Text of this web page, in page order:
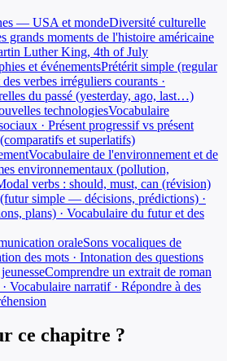
— USA et mondeDiversité culturelle
grands moments de l'histoire américaine
Luther King, 4th of July
et événementsPrétérit simple (regular
verbes irréguliers courants ·
du passé (yesterday, ago, last…)
technologiesVocabulaire
· Présent progressif vs présent
et superlatifs)
Vocabulaire de l'environnement et de
environnementaux (pollution,
verbs : should, must, can (révision)
simple — décisions, prédictions) ·
plans) · Vocabulaire du futur et des
oraleSons vocaliques de
des mots · Intonation des questions
Comprendre un extrait de roman
Vocabulaire narratif · Répondre à des
ce chapitre ?